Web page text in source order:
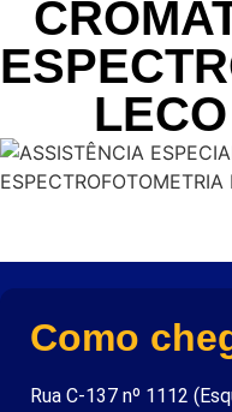
Como
Rua C-137 nº 1112